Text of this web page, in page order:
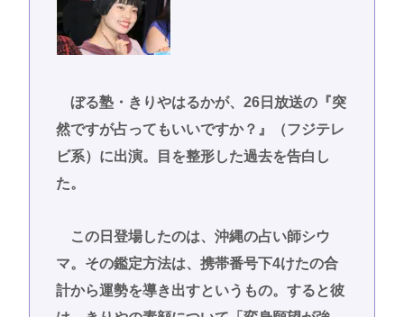
ぼる塾・きりやはるかが、26日放送の『突
然ですが占ってもいいですか？』（フジテレ
ビ系）に出演。目を整形した過去を告白し
た。
この日登場したのは、沖縄の占い師シウ
マ。その鑑定方法は、携帯番号下4けたの合
計から運勢を導き出すというもの。すると彼